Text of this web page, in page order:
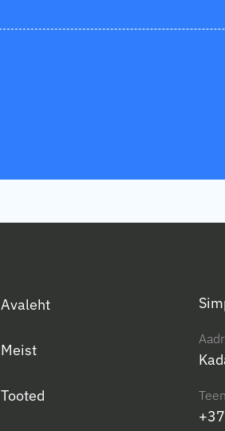
Avaleht
Meist
Tooted